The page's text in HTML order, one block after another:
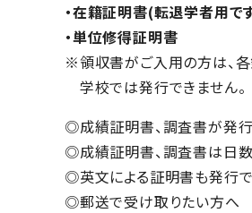
・在籍証明書(転退学者用で
・単位修得証明書
※領収書がご入用の方は、各
学校では発行できません。
◎成績証明書、調査書が発行
◎成績証明書、調査書は日数
◎英文による証明書も発行で
◎郵送で受け取りたい方へ